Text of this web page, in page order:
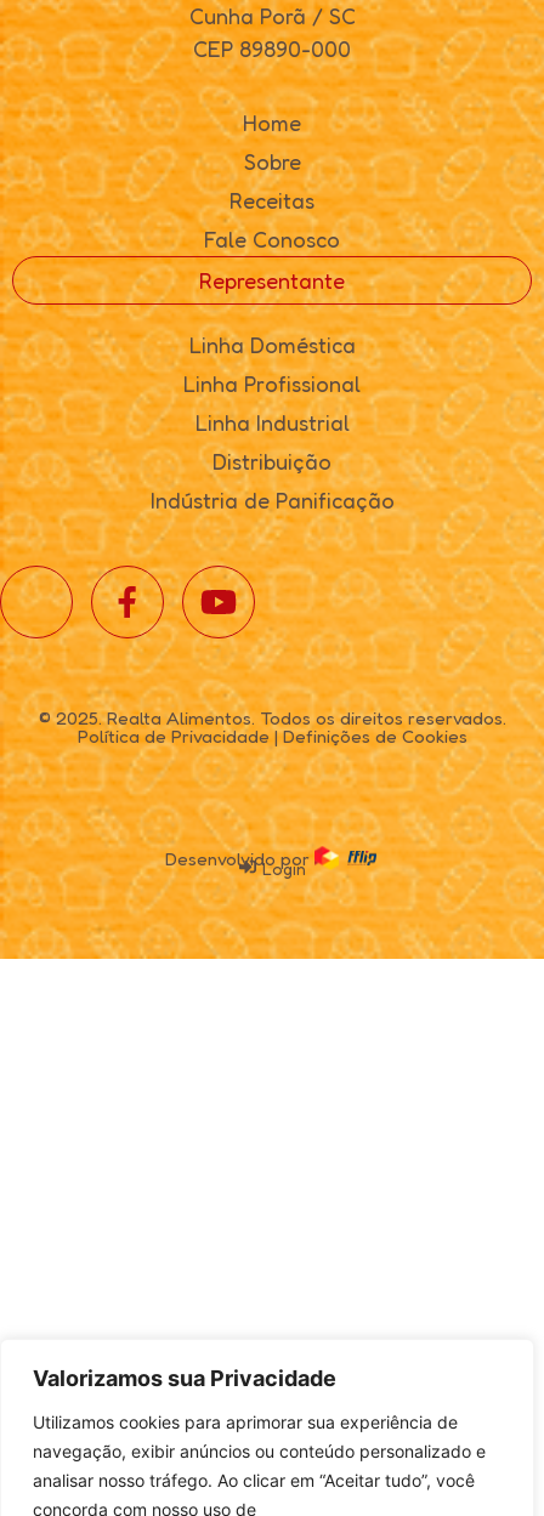
Valorizamos sua Privacidade
Utilizamos cookies para aprimorar sua experiência de
navegação, exibir anúncios ou conteúdo personalizado e
analisar nosso tráfego. Ao clicar em “Aceitar tudo”, você
concorda com nosso uso de
Cunha Porã / SC
CEP 89890-000
Home
Sobre
Receitas
Fale Conosco
Representante
Linha Doméstica
Linha Profissional
Linha Industrial
Distribuição
Indústria de Panificação
© 2025. Realta Alimentos. Todos os direitos reservados.
Política de Privacidade|Definições de Cookies
Desenvolvido por
Login